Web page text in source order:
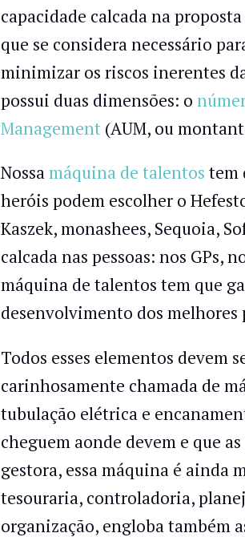
capacidade calcada na
que se considera necessário
minimizar os riscos inerentes
possui duas dimensões: o
Management (AUM, ou
Nossamáquina de talentos tem
heróis podem escolher o
Kaszek, monashees, Sequoia,
calcada nas pessoas: nos GPs,
máquina de talentos tem que
desenvolvimento dos
Todos esses elementos devem
carinhosamente chamada de
tubulação elétrica e
cheguem aonde devem e que
gestora, essa máquina é ainda
tesouraria, controladoria,
organização, engloba também